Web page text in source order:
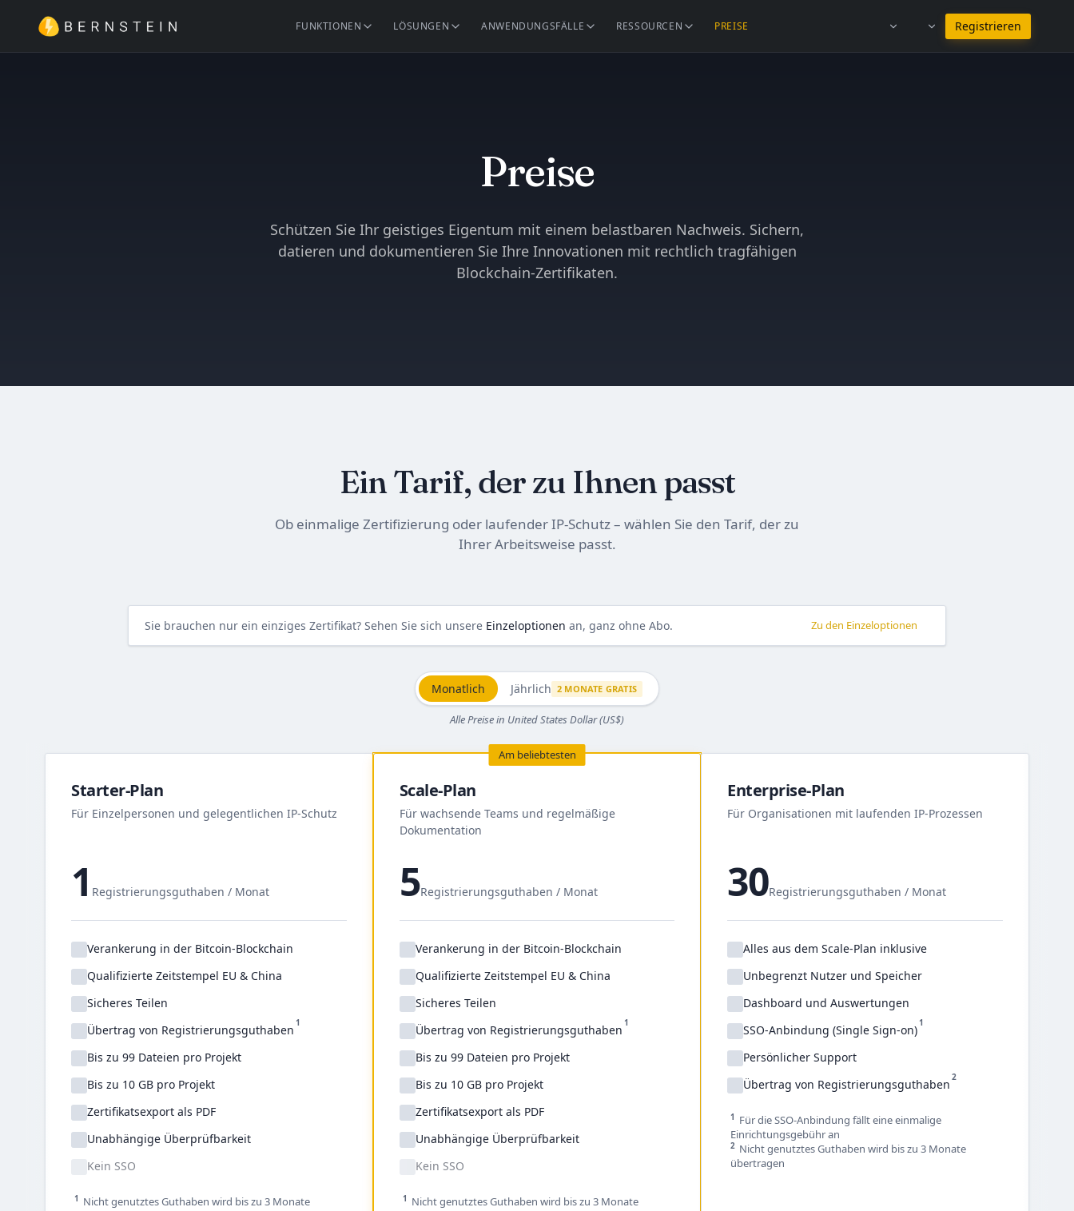
Bei Deutsch bleiben
FUNKTIONEN LÖSUNGEN ANWENDUNGSFÄLLE RESSOURCEN PREISE Registrieren
Preise
Schützen Sie Ihr geistiges Eigentum mit einem belastbaren Nachweis. Sichern,
datieren und dokumentieren Sie Ihre Innovationen mit rechtlich tragfähigen
Blockchain-Zertifikaten.
Ein Tarif, der zu Ihnen passt
Ob einmalige Zertifizierung oder laufender IP-Schutz – wählen Sie den Tarif, der zu
Ihrer Arbeitsweise passt.
Sie brauchen nur ein einziges Zertifikat? Sehen Sie sich unsere Einzeloptionen an, ganz ohne Abo. Zu den Einzeloptionen
Monatlich Jährlich 2 MONATE GRATIS
Alle Preise in United States Dollar (US$)
Starter-Plan
Für Einzelpersonen und gelegentlichen IP-Schutz
1 Registrierungsguthaben / Monat
Verankerung in der Bitcoin-Blockchain
Qualifizierte Zeitstempel EU & China
Sicheres Teilen
Übertrag von Registrierungsguthaben 1
Bis zu 99 Dateien pro Projekt
Bis zu 10 GB pro Projekt
Zertifikatsexport als PDF
Unabhängige Überprüfbarkeit
Kein SSO
1
Nicht genutztes Guthaben wird bis zu 3 Monate
Am beliebtesten
Scale-Plan
Für wachsende Teams und regelmäßige
Dokumentation
5Registrierungsguthaben / Monat
Verankerung in der Bitcoin-Blockchain
Qualifizierte Zeitstempel EU & China
Sicheres Teilen
Übertrag von Registrierungsguthaben 1
Bis zu 99 Dateien pro Projekt
Bis zu 10 GB pro Projekt
Zertifikatsexport als PDF
Unabhängige Überprüfbarkeit
Kein SSO
1
Nicht genutztes Guthaben wird bis zu 3 Monate
Enterprise-Plan
Für Organisationen mit laufenden IP-Prozessen
30Registrierungsguthaben / Monat
Alles aus dem Scale-Plan inklusive
Unbegrenzt Nutzer und Speicher
Dashboard und Auswertungen
SSO-Anbindung (Single Sign-on)1
Persönlicher Support
Übertrag von Registrierungsguthaben 2
1
Für die SSO-Anbindung fällt eine einmalige
Einrichtungsgebühr an
2 Nicht genutztes Guthaben wird bis zu 3 Monate
übertragen